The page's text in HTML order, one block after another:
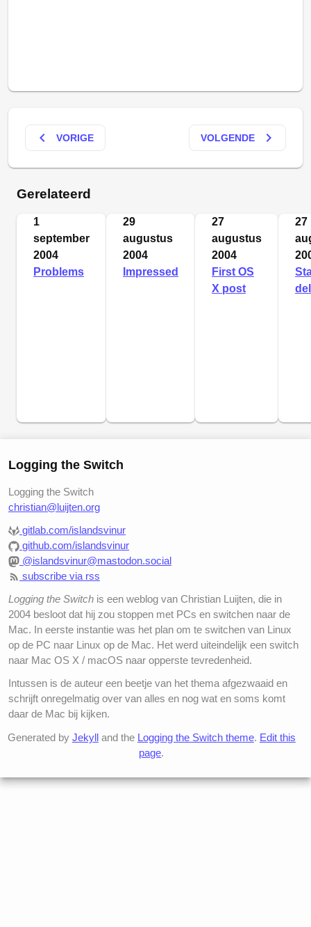
keyboard_arrow_left VORIGE VOLGENDE keyboard_arrow_right
Gerelateerd
1
september
2004
Problems
29
augustus
2004
Impressed
27
augustus
2004
First OS
X post
27
Logging the Switch
Logging the Switch
christian@luijten.org
gitlab.com/islandsvinur
github.com/islandsvinur
@islandsvinur@mastodon.social
subscribe via rss
Logging the Switch is een weblog van Christian Luijten, die in
2004 besloot dat hij zou stoppen met PCs en switchen naar de
Mac. In eerste instantie was het plan om te switchen van Linux
op de PC naar Linux op de Mac. Het werd uiteindelijk een switch
naar Mac OS X / macOS naar opperste tevredenheid.
Intussen is de auteur een beetje van het thema afgezwaaid en
schrijft onregelmatig over van alles en nog wat en soms komt
daar de Mac bij kijken.
Generated by Jekylland the Logging the Switch theme. Edit this
page.